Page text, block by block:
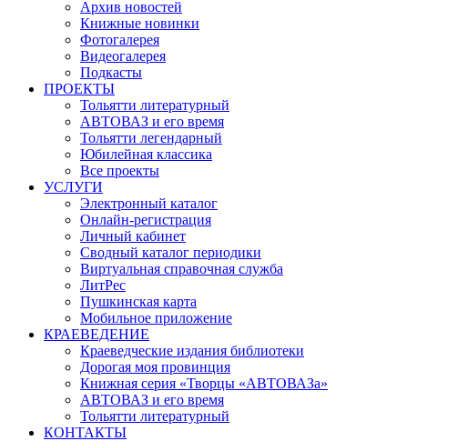
Архив новостей
Книжные новинки
Фотогалерея
Видеогалерея
Подкасты
ПРОЕКТЫ
Тольятти литературный
АВТОВАЗ и его время
Тольятти легендарный
Юбилейная классика
Все проекты
УСЛУГИ
Электронный каталог
Онлайн-регистрация
Личный кабинет
Сводный каталог периодики
Виртуальная справочная служба
ЛитРес
Пушкинская карта
Мобильное приложение
КРАЕВЕДЕНИЕ
Краеведческие издания библиотеки
Дорогая моя провинция
Книжная серия «Творцы «АВТОВАЗа»
АВТОВАЗ и его время
Тольятти литературный
КОНТАКТЫ